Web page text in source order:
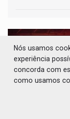
Nós usamos
experiência
concorda com
como usamos